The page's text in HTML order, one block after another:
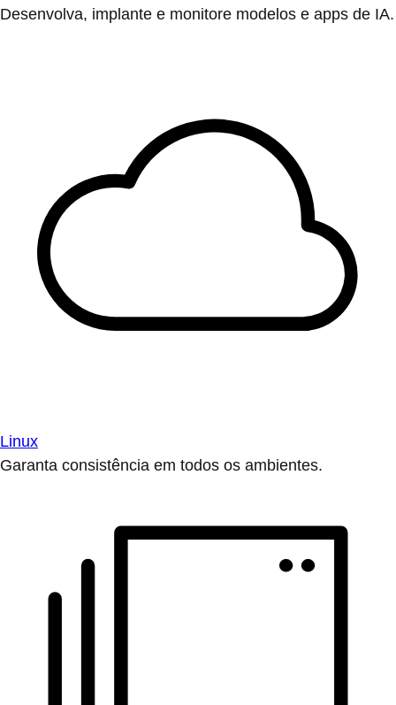
Desenvolva, implante e monitore modelos e apps de IA.
Linux
Garanta consistência em todos os ambientes.